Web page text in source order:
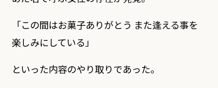
「この間はお菓子ありがとう また逢える事を
楽しみにしている」
といった内容のやり取りであった。